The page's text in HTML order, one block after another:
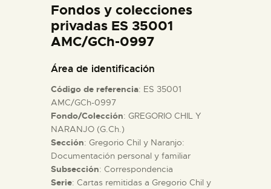
ESPAÑOL
ACTIVIDADES
█
EL MUSEO
Fondos y colecciones
privadas ES 35001
AMC/GCh-0997
Área de identificación
Código de referencia: ES 35001
AMC/GCh-0997
Fondo/Colección: GREGORIO CHIL Y
NARANJO (G.Ch.)
Sección: Gregorio Chil y Naranjo:
Documentación personal y familiar
Subsección: Correspondencia
Serie: Cartas remitidas a Gregorio Chil y